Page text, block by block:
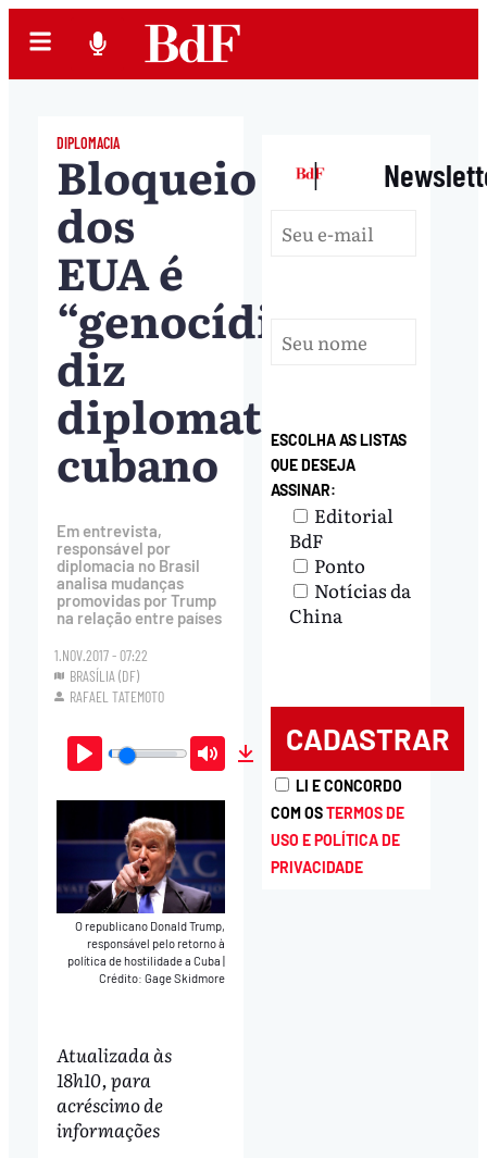
DIPLOMACIA
Bloqueio
dos
EUA é
“genocídio”,
diz
diplomata
cubano
Em entrevista,
responsável por
diplomacia no Brasil
analisa mudanças
promovidas por Trump
na relação entre países
1.NOV.2017 - 07:22
BRASÍLIA (DF)
RAFAEL TATEMOTO
Play Mute Download
O republicano Donald Trump,
responsável pelo retorno à
política de hostilidade a Cuba|
Crédito: Gage Skidmore
Atualizada às
18h10, para
acréscimo de
informações
|
ESCOLHA AS LISTAS
QUE DESEJA
ASSINAR:
Editorial
BdF
Ponto
Notícias da
China
LI E CONCORDO
COM OSTERMOS DE
USO E POLÍTICA DE
PRIVACIDADE